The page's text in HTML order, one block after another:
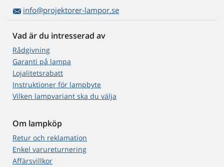
info@projektorer-lampor.se
Vad är du intresserad av
Rådgivning
Garanti på lampa
Lojalitetsrabatt
Instruktioner för lampbyte
Vilken lampvariant ska du välja
Om lampköp
Retur och reklamation
Enkel varureturnering
Affärsvillkor